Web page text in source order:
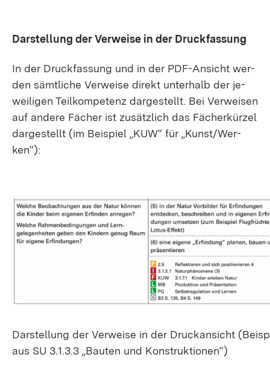
Dar­stel­lung der Ver­wei­se in der Druck­fas­sung
In der Druck­fas­sung und in der PDF-An­sicht wer­
den sämt­li­che Ver­wei­se di­rekt un­ter­halb der je­
wei­li­gen Teil­kom­pe­tenz dar­ge­stellt. Bei Ver­wei­sen
auf an­de­re Fä­cher ist zu­sätz­lich das Fä­cher­kür­zel
dar­ge­stellt (im Bei­spiel „KUW“ für „Kunst/Wer­
ken“):
Dar­stel­lung der Ver­wei­se in der Druck­an­sicht
aus SU 3.1.3.3 „Bau­ten und Kon­struk­tio­nen“)